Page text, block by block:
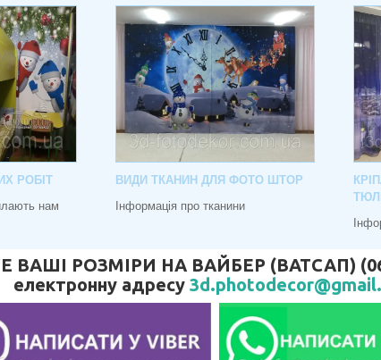
РОБІТ
нам
ВИДИ ТКАНИН ДЛЯ ФОТО ШТОР
Інформація про тканини
РОЗМІРИ НА ВАЙБЕР (ВАТСАП)
електронну адресу